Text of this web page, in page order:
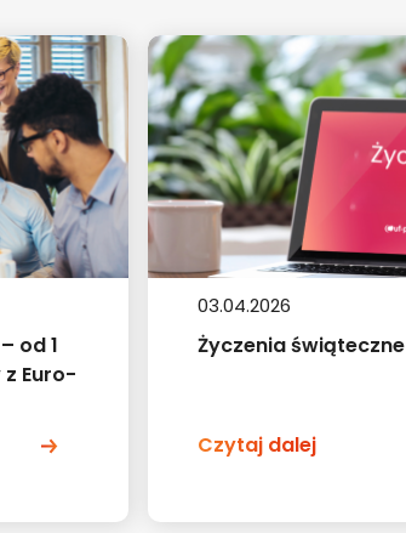
od 1
Euro-
03.04.2026
Życzenia świąteczne
Czytaj dalej